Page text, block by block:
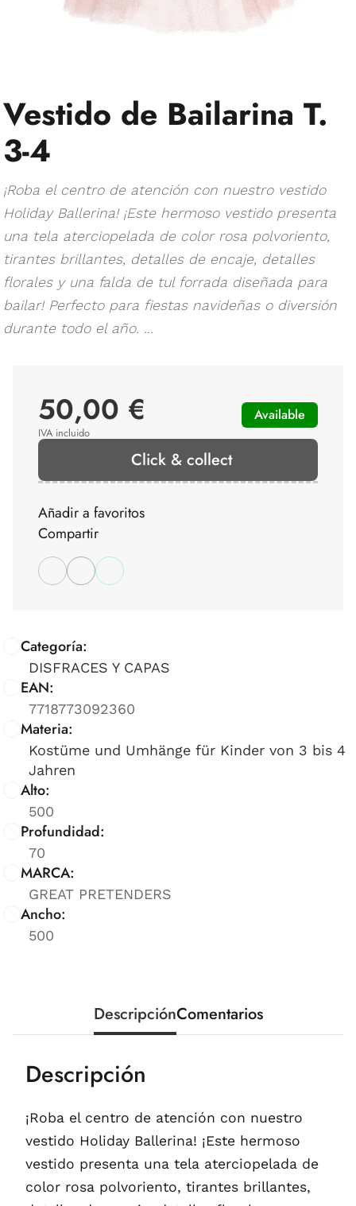
Vestido de Bailarina T.
3-4
¡Roba el centro de atención con nuestro vestido
Holiday Ballerina! ¡Este hermoso vestido presenta
una tela aterciopelada de color rosa polvoriento,
tirantes brillantes, detalles de encaje, detalles
florales y una falda de tul forrada diseñada para
bailar! Perfecto para fiestas navideñas o diversión
durante todo el año. ...
Categoría:
DISFRACES Y CAPAS
EAN:
7718773092360
Materia:
Kostüme und Umhänge für Kinder von 3 bis 4
Jahren
Alto:
500
Profundidad:
70
MARCA:
GREAT PRETENDERS
Ancho:
500
50,00 €
IVA incluido
Available
Click & collect
Añadir a favoritos
Compartir
DescripciónComentarios
Descripción
¡Roba el centro de atención con nuestro
vestido Holiday Ballerina! ¡Este hermoso
vestido presenta una tela aterciopelada de
color rosa polvoriento, tirantes brillantes,